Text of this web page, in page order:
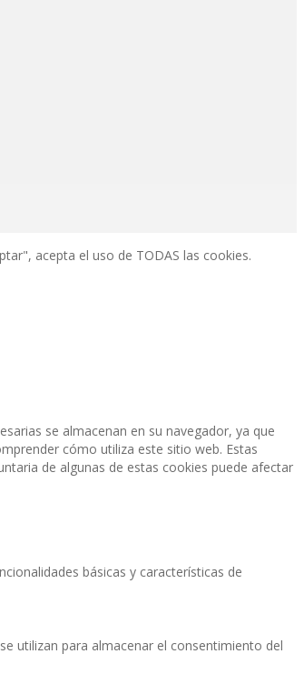
acepta el uso de TODAS las cookies.
se almacenan en su navegador, ya que
cómo utiliza este sitio web. Estas
de algunas de estas cookies puede afectar
básicas y características de
utilizan para almacenar el consentimiento del